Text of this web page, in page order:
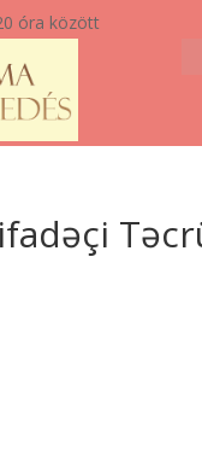
óra között